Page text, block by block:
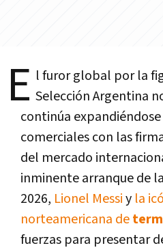
E l furor global por la
Selección Argentina
continúa
comerciales con las
del mercado
inminente arranque de
2026, Lionel Messiy la
norteamericana de
fuerzas para presentar